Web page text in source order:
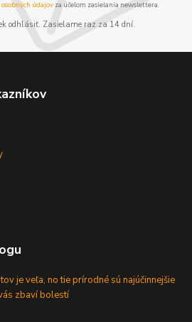
údajov za účelom zasielania newslettera.
odhlásiť. Zasielame raz za 14 dní.
je veľa, no tie prírodné sú najúčinnejšie
zbaví bolestí